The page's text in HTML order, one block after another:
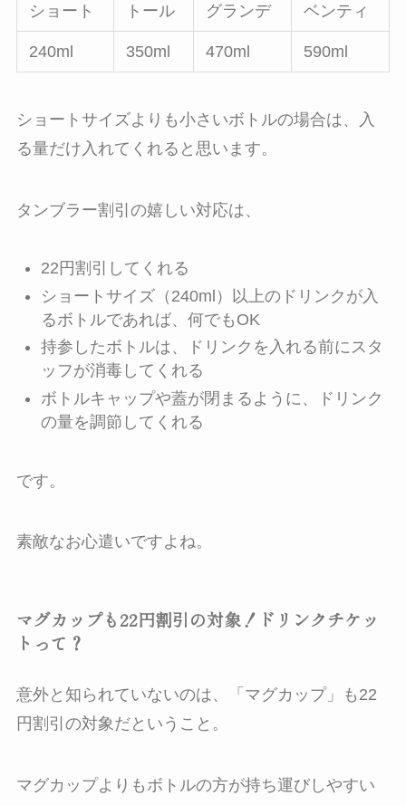
ショート トール グランデ ベンティ
240ml 350ml 470ml 590ml
ショートサイズよりも小さいボトルの場合は、入
る量だけ入れてくれると思います。
タンブラー割引の嬉しい対応は、
22円割引してくれる
ショートサイズ（240ml）以上のドリンクが入
るボトルであれば、何でもOK
持参したボトルは、ドリンクを入れる前にスタ
ッフが消毒してくれる
ボトルキャップや蓋が閉まるように、ドリンク
の量を調節してくれる
です。
素敵なお心遣いですよね。
マグカップも22円割引の対象！ドリンクチケッ
トって？
意外と知られていないのは、「マグカップ」も22
円割引の対象だということ。
マグカップよりもボトルの方が持ち運びしやすい